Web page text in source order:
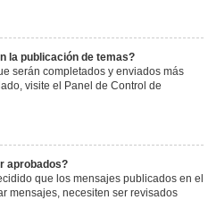
la publicación de temas?
serán completados y enviados más
visite el Panel de Control de
aprobados?
que los mensajes publicados en el
mensajes, necesiten ser revisados